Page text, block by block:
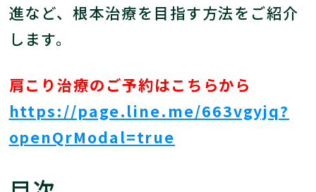
進など、根本治療を目指す方法をご紹介
します。
肩こり治療のご予約はこちらから
https://page.line.me/663vgyjq?
openQrModal=true